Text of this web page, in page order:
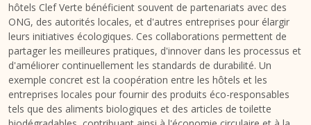
hôtels Clef Verte bénéficient souvent de partenariats avec des
ONG, des autorités locales, et d'autres entreprises pour élargir
leurs initiatives écologiques. Ces collaborations permettent de
partager les meilleures pratiques, d'innover dans les processus et
d'améliorer continuellement les standards de durabilité. Un
exemple concret est la coopération entre les hôtels et les
entreprises locales pour fournir des produits éco-responsables
tels que des aliments biologiques et des articles de toilette